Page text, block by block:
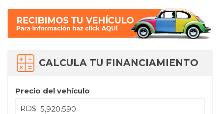
CALCULA TU FINANCIAMIENTO
Precio del vehículo
RD$